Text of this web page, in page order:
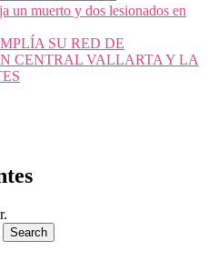
un muerto y dos lesionados en
SU RED DE
CENTRAL VALLARTA Y LA